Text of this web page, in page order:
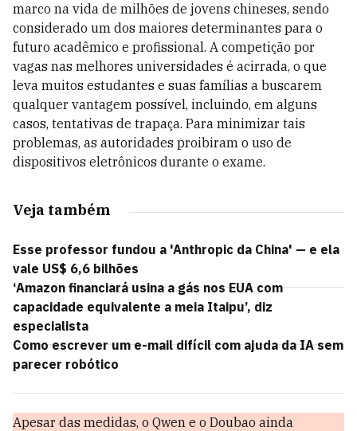
marco na vida de milhões de jovens chineses, sendo
considerado um dos maiores determinantes para o
futuro acadêmico e profissional. A competição por
vagas nas melhores universidades é acirrada, o que
leva muitos estudantes e suas famílias a buscarem
qualquer vantagem possível, incluindo, em alguns
casos, tentativas de trapaça. Para minimizar tais
problemas, as autoridades proibiram o uso de
dispositivos eletrônicos durante o exame.
Veja também
Esse professor fundou a 'Anthropic da China' — e ela
vale US$ 6,6 bilhões
‘Amazon financiará usina a gás nos EUA com
capacidade equivalente a meia Itaipu’, diz
especialista
Como escrever um e-mail difícil com ajuda da IA sem
parecer robótico
Apesar das medidas, o Qwen e o Doubao ainda